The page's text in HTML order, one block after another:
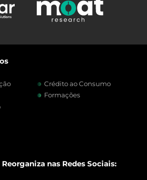
Crédito ao Consumo
Formações
nas Redes Sociais: